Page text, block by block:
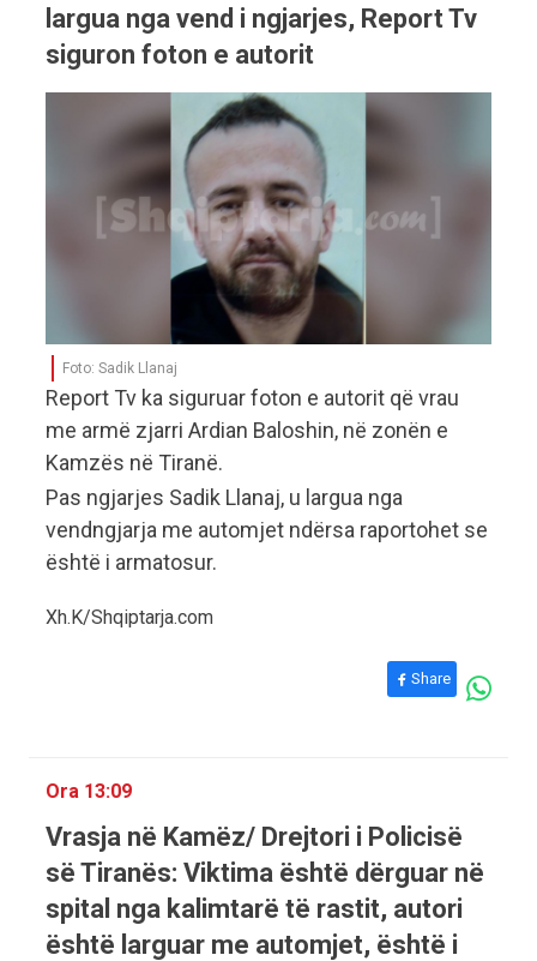
largua nga vend i ngjarjes, Report Tv
siguron foton e autorit
Foto: Sadik Llanaj
Report Tv ka siguruar foton e autorit që vrau
me armë zjarri Ardian Baloshin, në zonën e
Kamzës në Tiranë.
Pas ngjarjes Sadik Llanaj, u largua nga
vendngjarja me automjet ndërsa raportohet se
është i armatosur.
Xh.K/Shqiptarja.com
Share
Ora 13:09
Vrasja në Kamëz/ Drejtori i Policisë
së Tiranës: Viktima është dërguar në
spital nga kalimtarë të rastit, autori
është larguar me automjet, është i